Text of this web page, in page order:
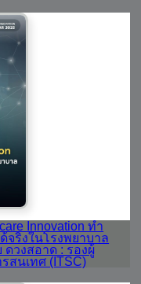
Innovation ทำ
จริงในโรงพยาบาล
วงสอาด : รองผู้
สนเทศ (ITSC)